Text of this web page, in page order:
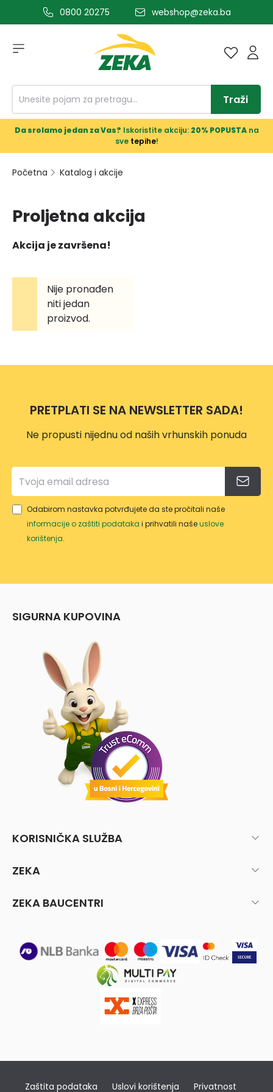
glavni sadržaj0800 20275 webshop@zeka.ba
Traži
Da srolamo jedan za Vas? Iskoristite akciju: 20% POPUSTAna
sve tepihe!
Početna Katalog i akcije
Proljetna akcija
Akcija je završena!
Nije pronađen
niti jedan
proizvod.
PRETPLATI SE NA NEWSLETTER SADA!
Ne propusti nijednu od naših vrhunskih ponuda
Odabirom nastavka potvrđujete da ste pročitali naše
informacije o zaštiti podataka i prihvatili našeuslove
korištenja.
SIGURNA KUPOVINA
KORISNIČKA SLUŽBA
ZEKA
ZEKA BAUCENTRI
Zaštita podataka Uslovi korištenja Privatnost